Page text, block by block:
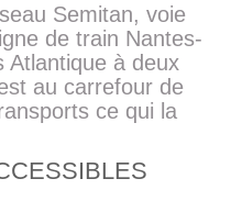
Semitan, voie
de train Nantes-
Atlantique à deux
au carrefour de
ce qui la